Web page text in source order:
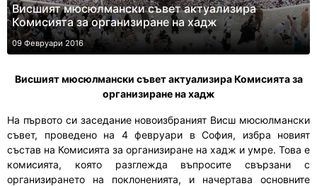
Висшият мюсюлмански съвет актуализира
Комисията за организиране на хадж
09 Февруари 2016
Висшият мюсюлмански съвет актуализира Комисиятаза
организиране на хадж
На първото си заседание новоизбраният Висш мюсюлмански
съвет, проведено на 4 февруари в София, избра новият
състав на Комисията за организиране на хадж и умре. Това е
комисията, която разглежда въпросите свързани с
организирането на поклоненията, и начертава основните